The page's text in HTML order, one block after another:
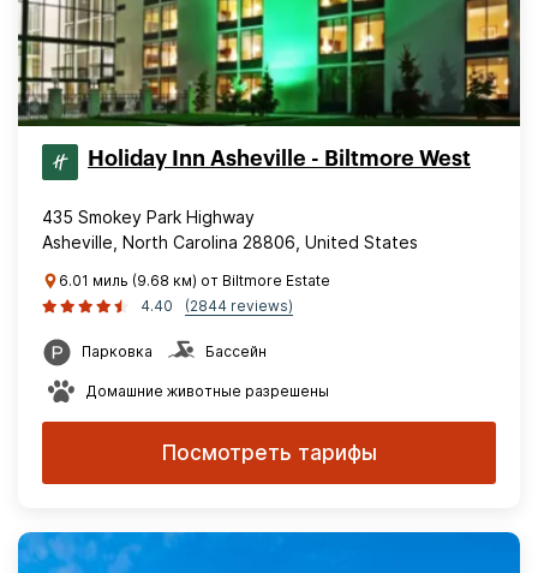
Holiday Inn Asheville - Biltmore West
435 Smokey Park Highway
Asheville, North Carolina 28806, United States
6.01 миль (9.68 км) от Biltmore Estate
4.40
(2844 reviews)
Парковка Бассейн
Домашние животные разрешены
Посмотреть тарифы